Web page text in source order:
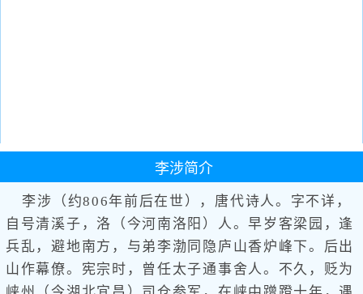
李涉简介
涉（约806年前后在世），唐代诗人。字不详，
自号清溪子，洛（今河南洛阳）人。早岁客梁园，逢
兵乱，避地南方，与弟李渤同隐庐山香炉峰下。后出
山作幕僚。宪宗时，曾任太子通事舍人。不久，贬为